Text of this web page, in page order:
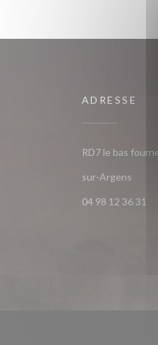
ADRESSE
RD7 le bas
sur-Argens
04 98 12 36 31